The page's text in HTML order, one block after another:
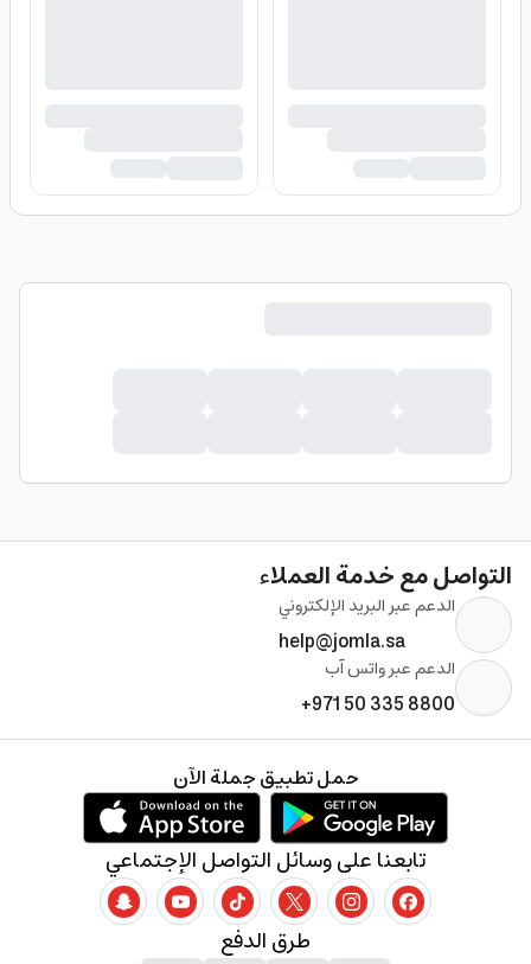
التواصل مع خدمة العملاء
الدعم عبر البريد الإلكتروني
help@jomla.sa
الدعم عبر واتس آب
+971 50 335 8800
طرق الدفع
تابعنا على وسائل التواصل الإجتماعي
حمل تطبيق جملة الآن